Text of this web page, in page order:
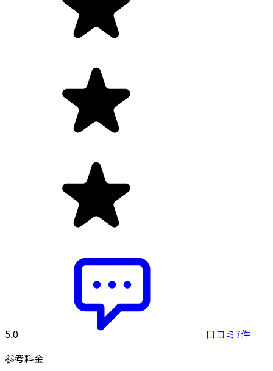
5.0
口コミ7件
参考料金